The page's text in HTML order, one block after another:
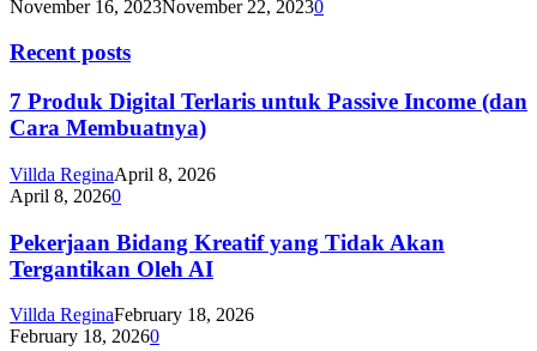
November 16, 2023November 22, 20230
Recent posts
7 Produk Digital Terlaris untuk Passive Income (dan
Cara Membuatnya)
Villda ReginaApril 8, 2026
April 8, 20260
Pekerjaan Bidang Kreatif yang Tidak Akan
Tergantikan Oleh AI
Villda ReginaFebruary 18, 2026
February 18, 20260